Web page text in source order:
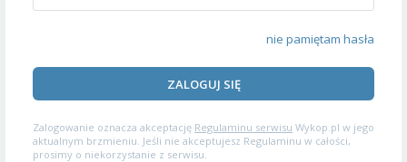
nie pamiętam hasła
ZALOGUJ SIĘ
Zalogowanie oznacza akceptację Regulaminu serwisu Wykop.pl w jego
aktualnym brzmieniu. Jeśli nie akceptujesz Regulaminu w całości,
prosimy o niekorzystanie z serwisu.